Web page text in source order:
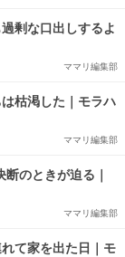
剰な口出しするよ
ママリ編集部
枯渇した｜モラハ
ママリ編集部
のときが迫る｜
ママリ編集部
て家を出た日｜モ